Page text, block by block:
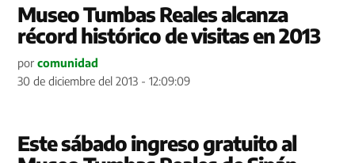
Museo Tumbas Reales alcanza
récord histórico de visitas en 2013
por comunidad
30 de diciembre del 2013 - 12:09:09
Este sábado ingreso gratuito al